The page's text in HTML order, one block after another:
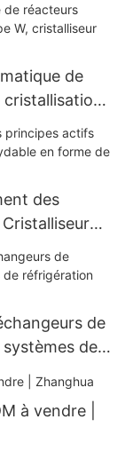
de
W
des
de
de
à vendre |